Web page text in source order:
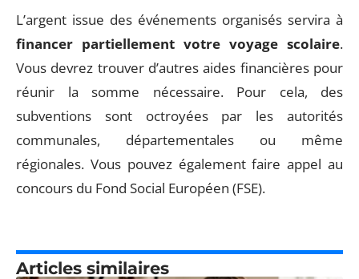
L’argent issue des événements organisés servira à
financer partiellement votre voyage scolaire.
Vous devrez trouver d’autres aides financières pour
réunir la somme nécessaire. Pour cela, des
subventions sont octroyées par les autorités
communales, départementales ou même
régionales. Vous pouvez également faire appel au
concours du Fond Social Européen (FSE).
Articles similaires